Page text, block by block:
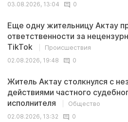
03.08.2026, 13:04
0
Еще одну жительницу Актау
ответственности за
TikTok
Происшествия
02.08.2026, 19:48
0
Житель Актау столкнулся с
действиями частного
исполнителя
Общество
02.08.2026, 13:32
0